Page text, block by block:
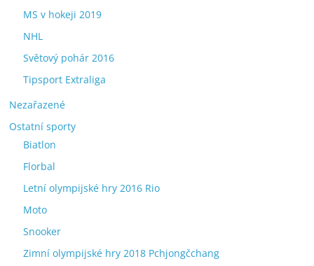
MS v hokeji 2019
NHL
Světový pohár 2016
Tipsport Extraliga
Nezařazené
Ostatní sporty
Biatlon
Florbal
Letní olympijské hry 2016 Rio
Moto
Snooker
Zimní olympijské hry 2018 Pchjongčchang